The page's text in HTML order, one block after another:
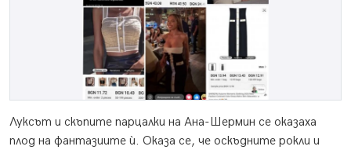
Луксът и скъпите парцалки на Ана-Шермин се оказаха
плод на фантазиите ѝ. Оказа се, че оскъдните рокли и